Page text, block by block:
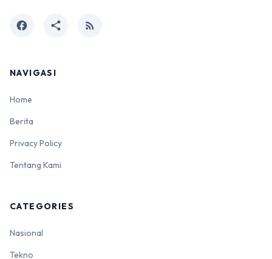
facebook share rss_feed
NAVIGASI
Home
Berita
Privacy Policy
Tentang Kami
CATEGORIES
Nasional
Tekno